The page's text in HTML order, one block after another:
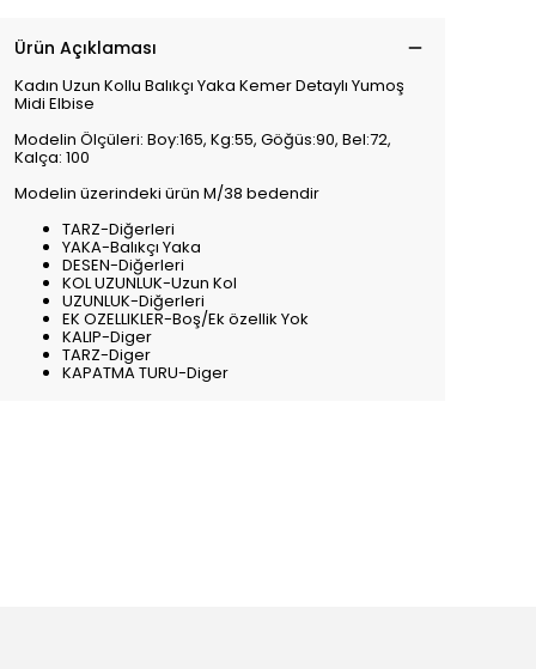
Ürün Açıklaması
Kadın Uzun Kollu Balıkçı Yaka Kemer Detaylı Yumoş
Midi Elbise
Modelin Ölçüleri: Boy:165, Kg:55, Göğüs:90, Bel:72,
Kalça: 100
Modelin üzerindeki ürün M/38 bedendir
TARZ-Diğerleri
YAKA-Balıkçı Yaka
DESEN-Diğerleri
KOL UZUNLUK-Uzun Kol
UZUNLUK-Diğerleri
EK OZELLIKLER-Boş/Ek özellik Yok
KALIP-Diger
TARZ-Diger
KAPATMA TURU-Diger